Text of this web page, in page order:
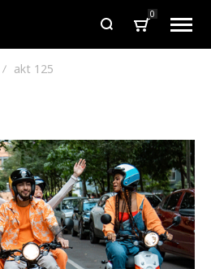
0
akt 125